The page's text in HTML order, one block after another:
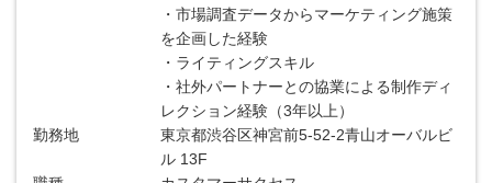
・市場調査データからマーケティング施策
を企画した経験
・ライティングスキル
・社外パートナーとの協業による制作ディ
レクション経験（3年以上）
勤務地
東京都渋谷区神宮前5-52-2青山オーバルビ
ル 13F